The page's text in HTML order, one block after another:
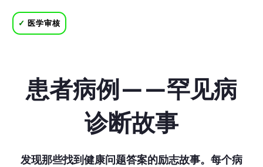
✓ 医学审核
患者病例——罕见病
诊断故事
发现那些找到健康问题答案的励志故事。每个病